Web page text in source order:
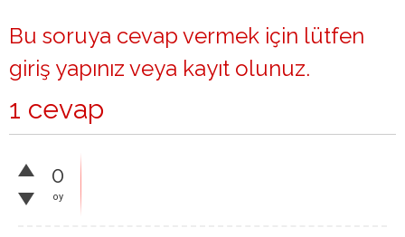
Bu soruya cevap vermek için lütfen
giriş yapınız veya kayıt olunuz.
1 cevap
0
oy